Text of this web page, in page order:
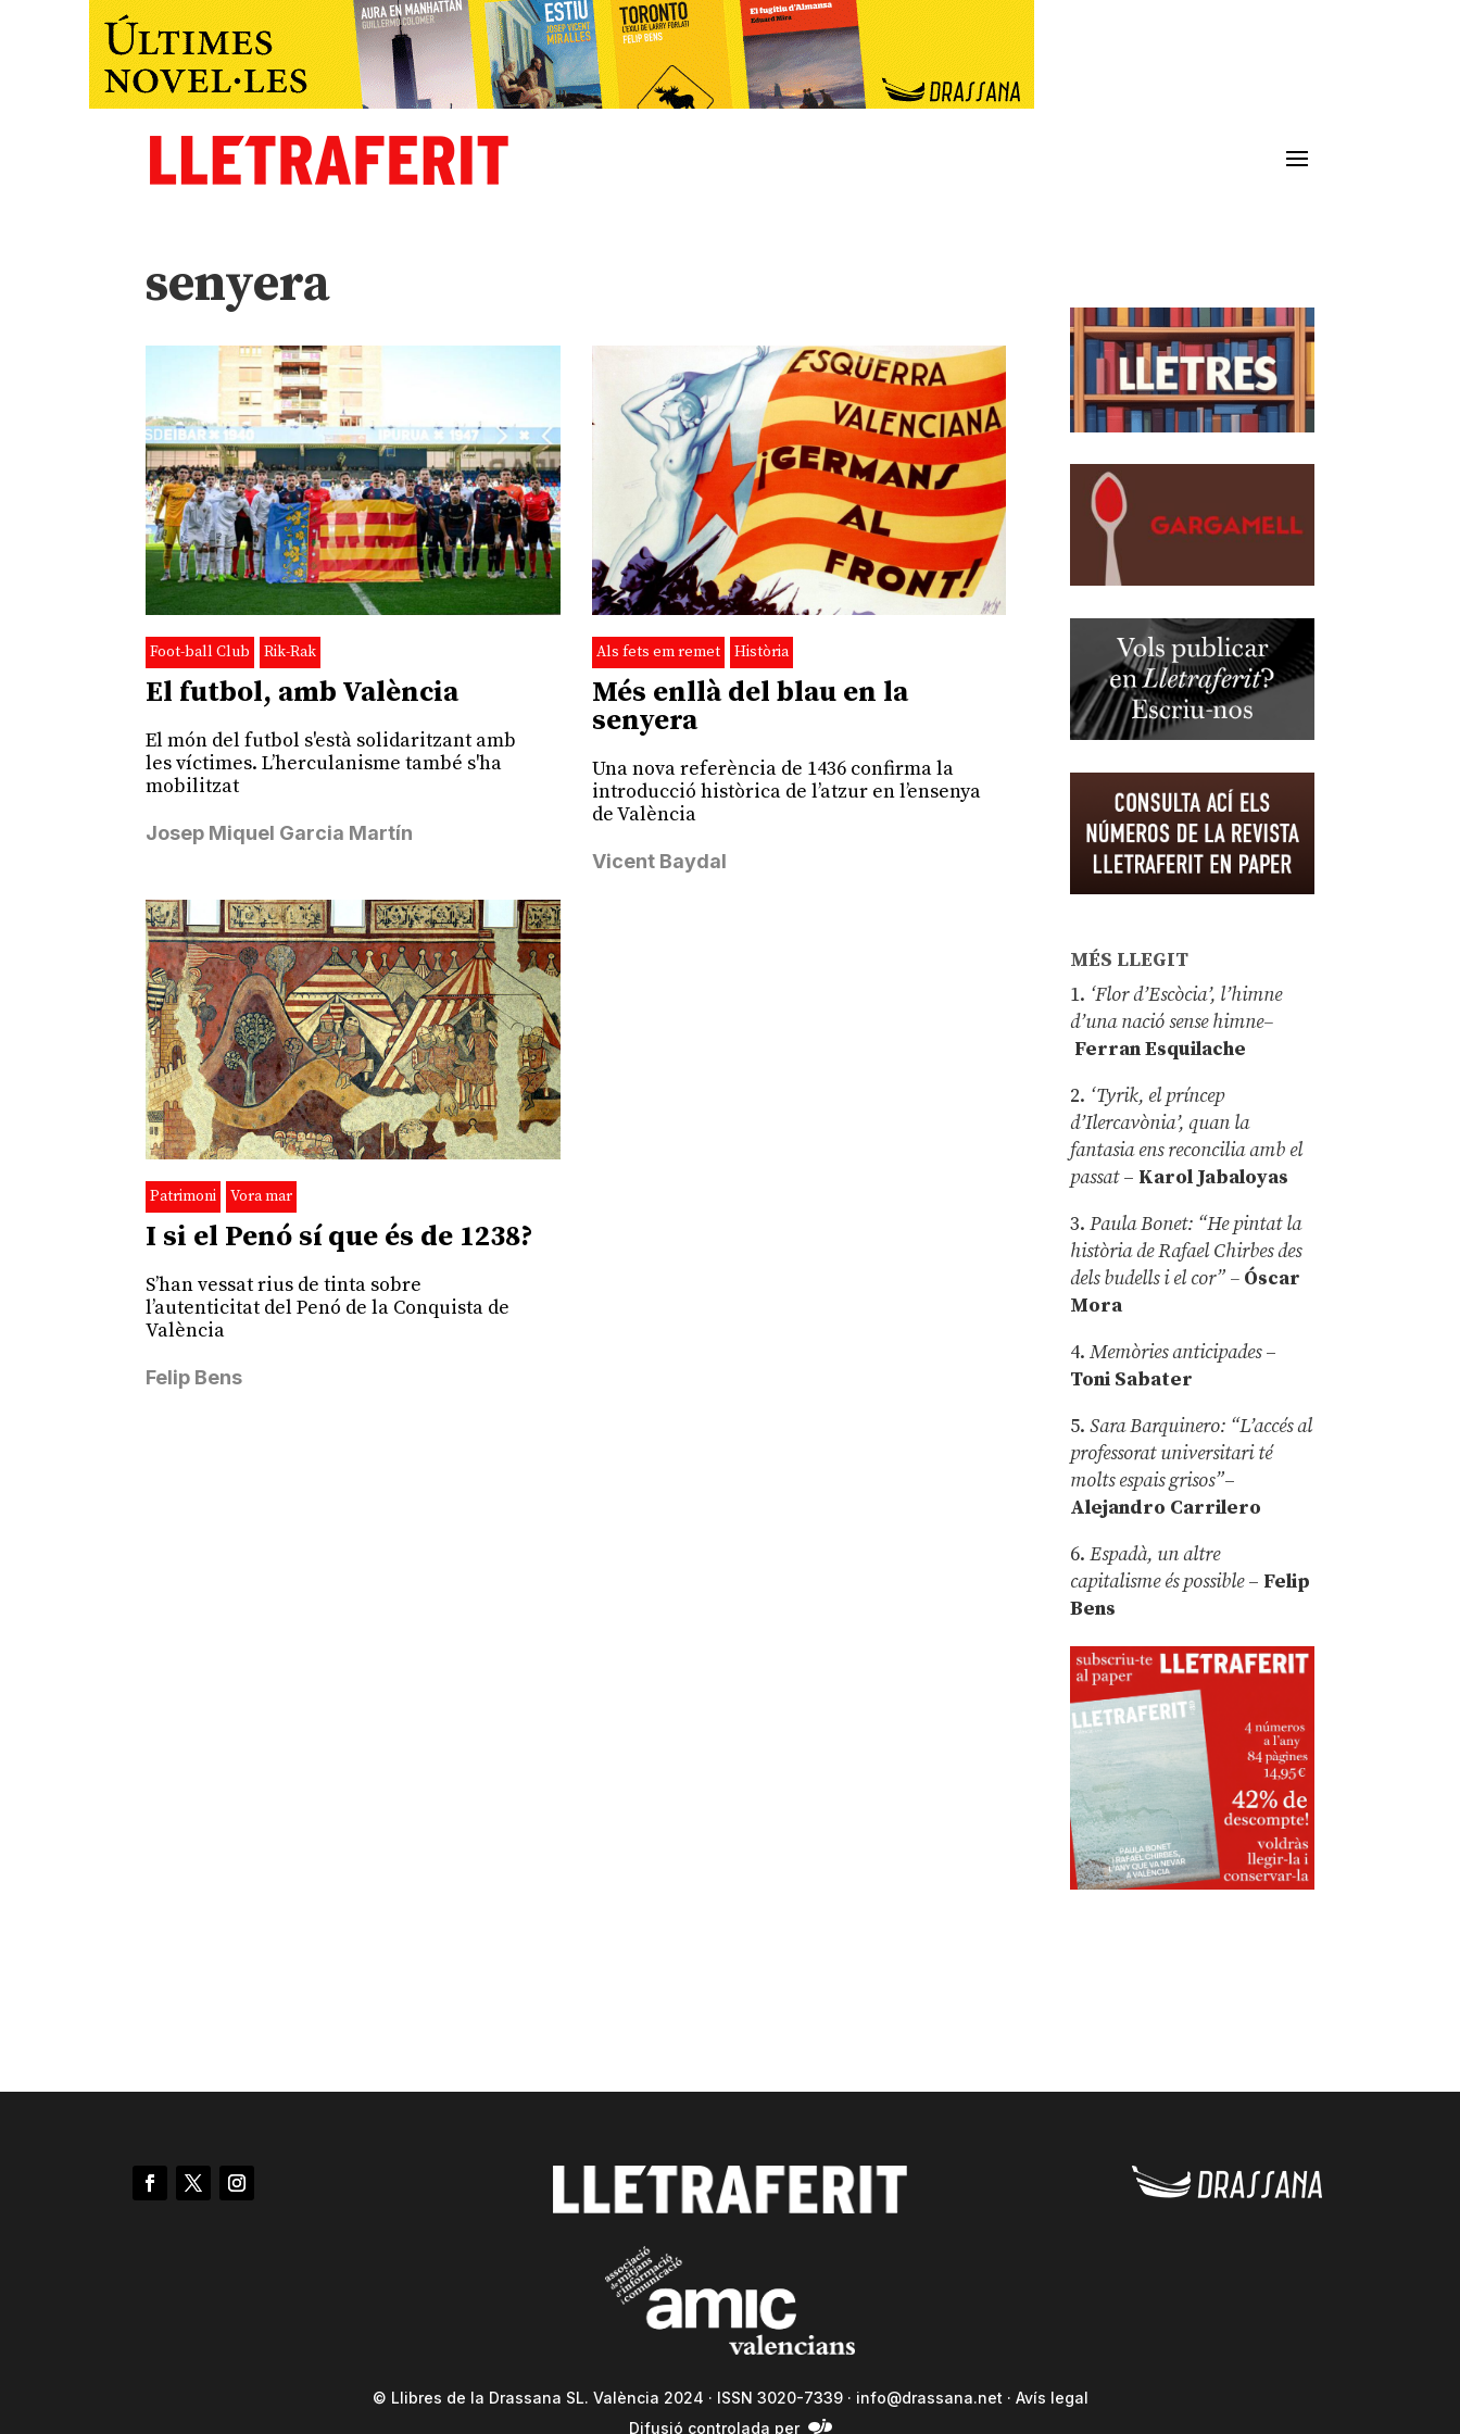
senyera
Foot-ball Club Rik-Rak
El futbol, amb València
El món del futbol s'està solidaritzant amb
les víctimes. L’herculanisme també s'ha
mobilitzat
Josep Miquel Garcia Martín
Als fets em remet Història
Més enllà del blau en la
senyera
Una nova referència de 1436 confirma la
introducció històrica de l’atzur en l’ensenya
de València
Vicent Baydal
Patrimoni Vora mar
I si el Penó sí que és de 1238?
S’han vessat rius de tinta sobre
l’autenticitat del Penó de la Conquista de
València
Felip Bens
MÉS LLEGIT
1. ‘Flor d’Escòcia’, l’himne
d’una nació sense himne–
Ferran Esquilache
2. ‘Tyrik, el príncep
d’Ilercavònia’, quan la
fantasia ens reconcilia amb el
passat– Karol Jabaloyas
3.Paula Bonet: “He pintat la
història de Rafael Chirbes des
dels budells i el cor” – Óscar
Mora
4.Memòries anticipades–
Toni Sabater
5.Sara Barquinero: “L’accés al
professorat universitari té
molts espais grisos”–
Alejandro Carrilero
6.Espadà, un altre
capitalisme és possible – Felip
Bens
© Llibres de la Drassana SL. València 2024 · ISSN 3020-7339 · info@drassana.net · Avís legal
Difusió controlada per